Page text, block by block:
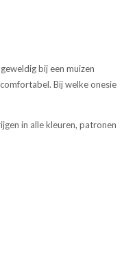
bij een muizen
Bij welke onesie
in alle kleuren, patronen